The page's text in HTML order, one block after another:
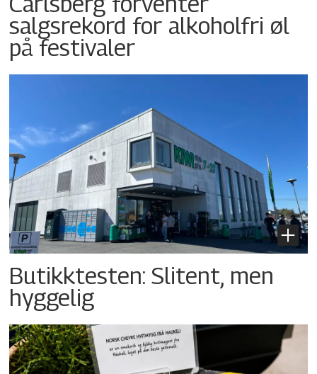
salgsrekord for alkoholfri øl
på festivaler
Butikktesten: Slitent, men
hyggelig